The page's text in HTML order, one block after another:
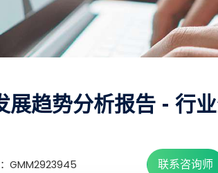
趋势分析报告 - 行
GMM2923945 联系咨询师